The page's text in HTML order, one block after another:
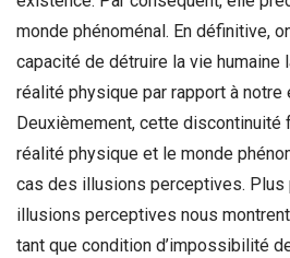
monde phénoménal. En définitive,
capacité de détruire la vie humaine
réalité physique par rapport à notre
Deuxièmement, cette discontinuité
réalité physique et le monde
cas des illusions perceptives. Plus
illusions perceptives nous
tant que condition d’impossibilité